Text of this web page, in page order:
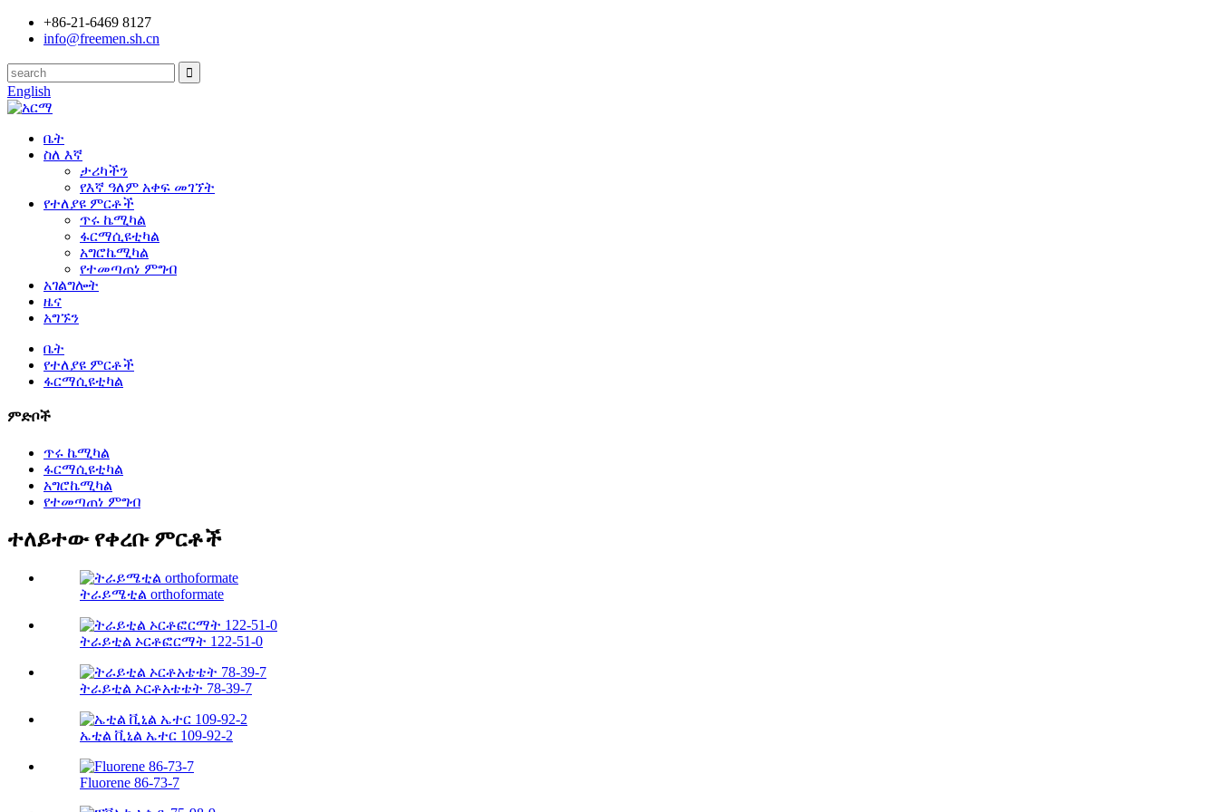
+86-21-6469 8127
info@freemen.sh.cn
English
ቤት
ስለ እኛ
ታሪካችን
የእኛ ዓለም አቀፍ መገኘት
የተለያዩ ምርቶች
ጥሩ ኬሚካል
ፋርማሲዩቲካል
አግሮኬሚካል
የተመጣጠነ ምግብ
አገልግሎት
ዜና
አግኙን
ቤት
የተለያዩ ምርቶች
ፋርማሲዩቲካል
ምድቦች
ጥሩ ኬሚካል
ፋርማሲዩቲካል
አግሮኬሚካል
የተመጣጠነ ምግብ
ተለይተው የቀረቡ ምርቶች
ትራይሜቲል orthoformate
ትራይቲል ኦርቶፎርማት 122-51-0
ትራይቲል ኦርቶአቴቴት 78-39-7
ኤቲል ቪኒል ኤተር 109-92-2
Fluorene 86-73-7